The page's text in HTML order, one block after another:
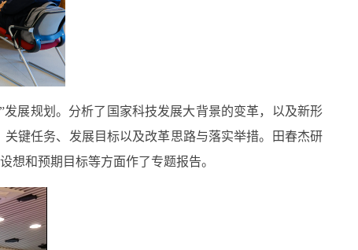
展规划。分析了国家科技发展大背景的变革，以及新形
键任务、发展目标以及改革思路与落实举措。田春杰研
想和预期目标等方面作了专题报告。